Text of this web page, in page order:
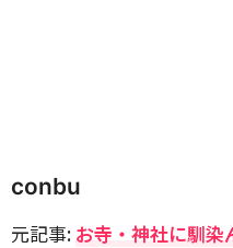
conbu
元記事: お寺・神社に馴